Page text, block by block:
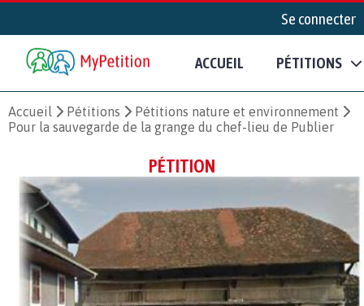
Se connecter
ACCUEIL PÉTITIONS
Accueil Pétitions
Pétitions nature et environnement
Pour la sauvegarde de la grange du chef-lieu de Publier
PÉTITION